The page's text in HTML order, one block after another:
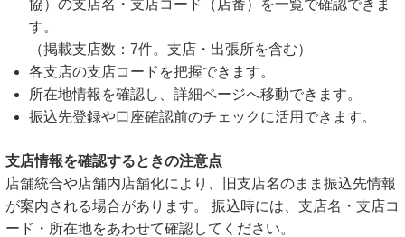
協）の支店名・支店コード（店番）を一覧で確認できま
す。
（掲載支店数：7件。支店・出張所を含む）
各支店の支店コードを把握できます。
所在地情報を確認し、詳細ページへ移動できます。
振込先登録や口座確認前のチェックに活用できます。
支店情報を確認するときの注意点
店舗統合や店舗内店舗化により、旧支店名のまま振込先情報
が案内される場合があります。 振込時には、支店名・支店コ
ード・所在地をあわせて確認してください。